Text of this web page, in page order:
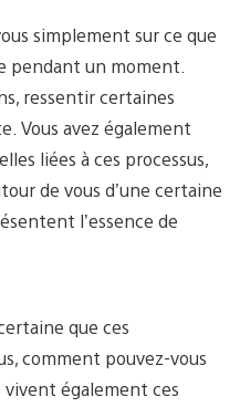
simplement sur ce que
pendant un moment.
ressentir certaines
Vous avez également
liées à ces processus,
de vous d’une certaine
l’essence de
que ces
comment pouvez-vous
vivent également ces